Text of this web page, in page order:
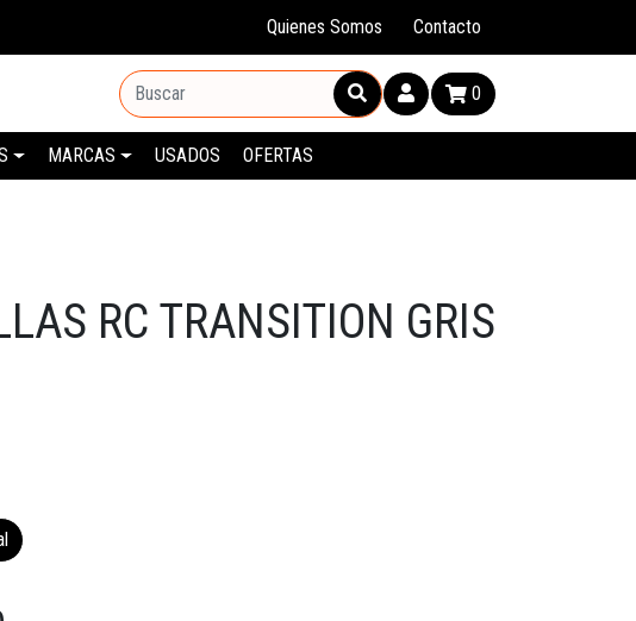
Quienes Somos Contacto
0
MARCAS USADOS OFERTAS
RC TRANSITION GRIS